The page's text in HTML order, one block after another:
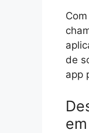
de
app